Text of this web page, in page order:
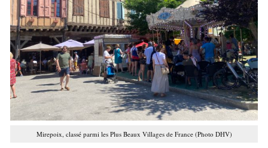
Mirepoix, classé parmi les Plus Beaux Villages de France (Photo DHV)